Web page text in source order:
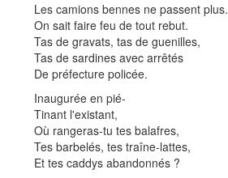
Les camions bennes ne passent plus.
On sait faire feu de tout rebut.
Tas de gravats, tas de guenilles,
Tas de sardines avec arrêtés
De préfecture policée.
Inaugurée en pié-
Tinant l'existant,
Où rangeras-tu tes balafres,
Tes barbelés, tes traîne-lattes,
Et tes caddys abandonnés ?